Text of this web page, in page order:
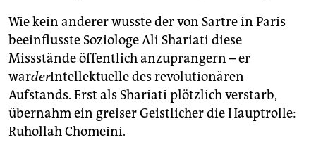
Wie kein anderer wusste der von Sartre in Paris
beeinflusste Soziologe Ali Shariati diese
Missstände öffentlich anzuprangern – er
warderIntellektuelle des revolutionären
Aufstands. Erst als Shariati plötzlich verstarb,
übernahm ein greiser Geistlicher die Hauptrolle:
Ruhollah Chomeini.